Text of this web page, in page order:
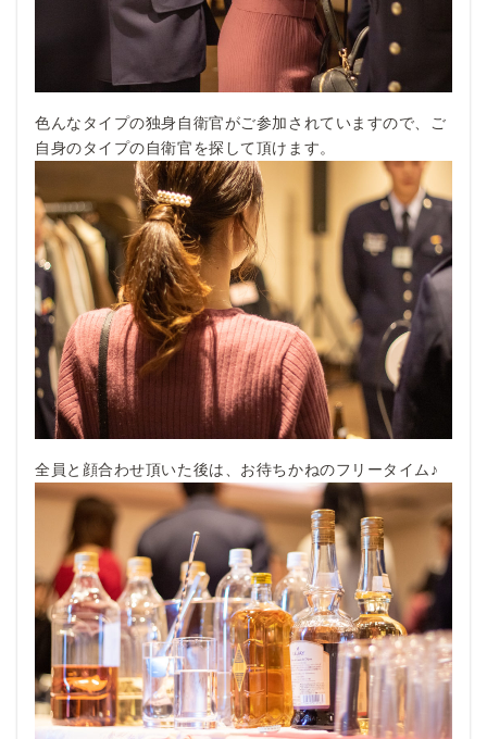
色んなタイプの独身自衛官がご参加されていますので、ご
自身のタイプの自衛官を探して頂けます。
全員と顔合わせ頂いた後は、お待ちかねのフリータイム♪